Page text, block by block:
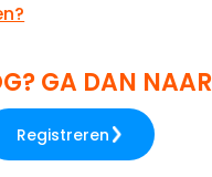
GA DAN NAAR
Registreren